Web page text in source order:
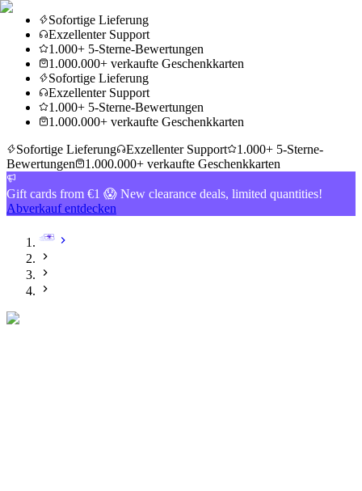
Sofortige Lieferung
Exzellenter Support
1.000+ 5-Sterne-Bewertungen
1.000.000+ verkaufte Geschenkkarten
Sofortige Lieferung
Exzellenter Support
1.000+ 5-Sterne-Bewertungen
1.000.000+ verkaufte Geschenkkarten
Sofortige Lieferung
Exzellenter Support
1.000+ 5-Sterne-
Bewertungen
1.000.000+ verkaufte Geschenkkarten
Gift cards from €1 😱 New clearance deals, limited quantities!
Abverkauf entdecken